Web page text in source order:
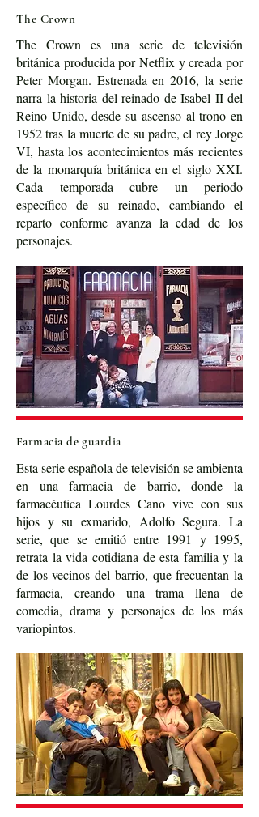
The Crown
The Crown es una serie de televisión
británica producida por Netflix y creada por
Peter Morgan. Estrenada en 2016, la serie
narra la historia del reinado de Isabel II del
Reino Unido, desde su ascenso al trono en
1952 tras la muerte de su padre, el rey Jorge
VI, hasta los acontecimientos más recientes
de la monarquía británica en el siglo XXI.
Cada temporada cubre un periodo
específico de su reinado, cambiando el
reparto conforme avanza la edad de los
personajes.
Farmacia de guardia
Esta serie española de televisión se ambienta
en una farmacia de barrio, donde la
farmacéutica Lourdes Cano vive con sus
hijos y su exmarido, Adolfo Segura. La
serie, que se emitió entre 1991 y 1995,
retrata la vida cotidiana de esta familia y la
de los vecinos del barrio, que frecuentan la
farmacia, creando una trama llena de
comedia, drama y personajes de los más
variopintos.